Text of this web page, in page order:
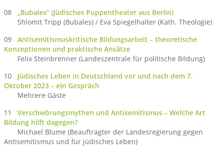
08
„Bubales“ (Jüdisches Puppentheater aus Berlin)
Shlomit Tripp (Bubales) / Eva Spiegelhalter (Kath. Theologie)
09 Antisemitismuskritische Bildungsarbeit – theoretische
Konzeptionen und praktische Ansätze
Felix Steinbrenner (Landeszentrale für politische Bildung)
10 Jüdisches Leben in Deutschland vor und nach dem 7.
Oktober 2023 – ein Gespräch
Mehrere Gäste
11 Verschwörungsmythen und Antisemitismus – Welche Art
Bildung hilft dagegen?
Michael Blume (Beauftragter der Landesregierung gegen
Antisemitismus und für jüdisches Leben)